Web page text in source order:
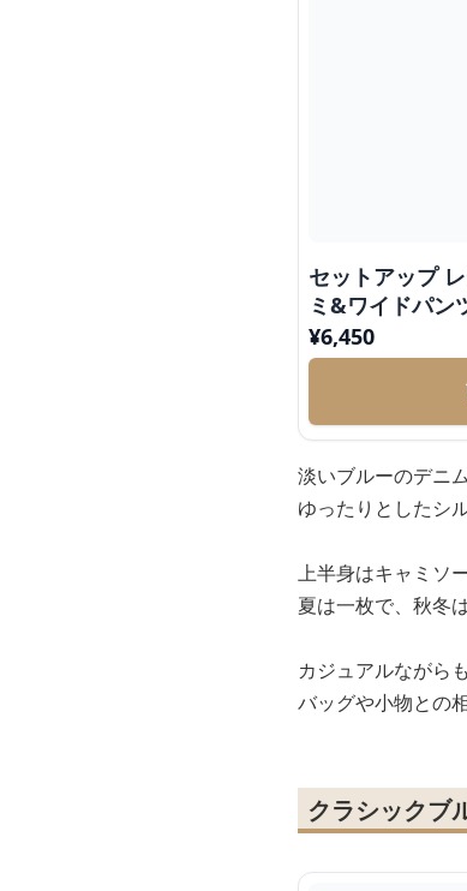
セットアップ
ミ&ワイドパン
¥6,450
淡いブルーのデニ
ゆったりとしたシ
上半身はキャミソ
夏は一枚で、秋冬
カジュアルながら
バッグや小物との
クラシックブ